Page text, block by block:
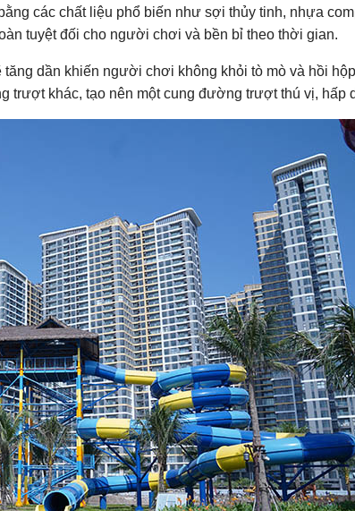
các chất liệu phổ biến như sợi thủy tinh, nhựa
tuyệt đối cho người chơi và bền bỉ theo thời gian.
dần khiến người chơi không khỏi tò mò và hồi
trượt khác, tạo nên một cung đường trượt thú vị, hấp